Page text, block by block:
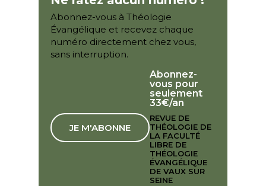
Abonnez-vous à Théologie
Évangélique et recevez chaque
numéro directement chez vous,
sans interruption.
JE M'ABONNE
Abonnez-
vous pour
seulement
33€/an
REVUE DE
THÉOLOGIE DE
LA FACULTÉ
LIBRE DE
THÉOLOGIE
ÉVANGÉLIQUE
DE VAUX SUR
SEINE